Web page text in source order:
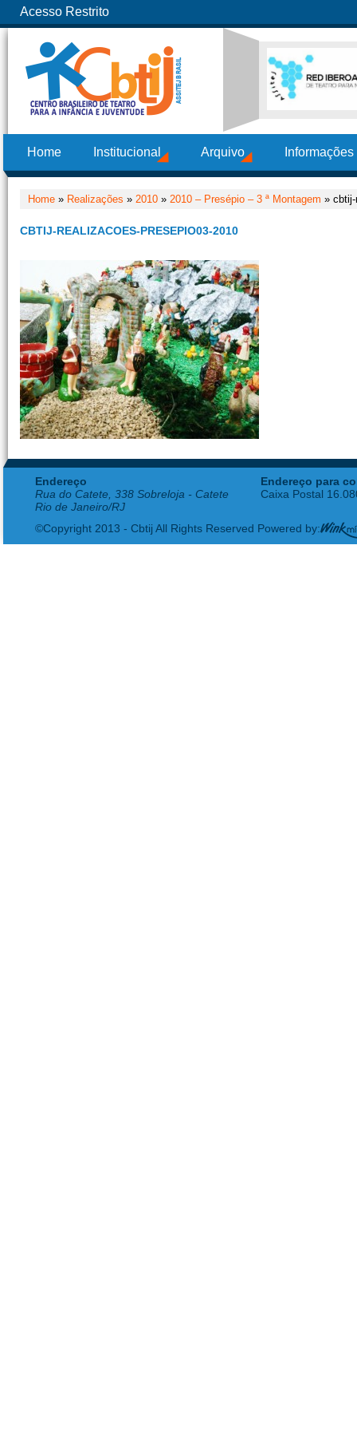
Acesso Restrito
Home Institucional Arquivo
Home » Realizações » 2010 » 2010 – Presépio – 3 ª Montagem » cbtij-
CBTIJ-REALIZACOES-PRESEPIO03-2010
Endereço
Rua do Catete, 338 Sobreloja - Catete
Rio de Janeiro/RJ
Endereço para
Caixa Postal
©Copyright 2013 - Cbtij All Rights Reserved Powered by: